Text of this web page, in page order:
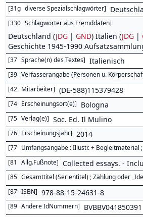
[31g diverse Spezialschlagwörter]
[330 Schlagwörter aus Fremddaten]
Deutschland (JDG | GND) Italien (JDG |
Geschichte 1945-1990
[37 Sprache(n) des Textes] Italienisch
[39 Verfasserangabe (Personen u.
[42 Mitarbeiter] (DE-588)115379428
[74 Erscheinungsort(e)] Bologna
[75 Verlag(e)] Soc. Ed. Il Mulino
[76 Erscheinungsjahr] 2014
[77 Umfangsangabe : Illustr. + Begleitmaterial
[81 Allg.Fußnote] Collected essays. -
[85 Gesamttitel (Serientitel) ; Zählung oder
[87 ISBN] 978-88-15-24631-8
[89 Andere IdNummern] BVBBV041850391